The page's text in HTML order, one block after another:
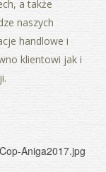
a także
naszych
handlowe i
klientowi jak i